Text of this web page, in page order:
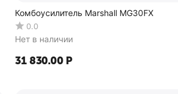
Комбоусилитель Marshall MG30FX
0.0
Нет в наличии
31 830.00 Р